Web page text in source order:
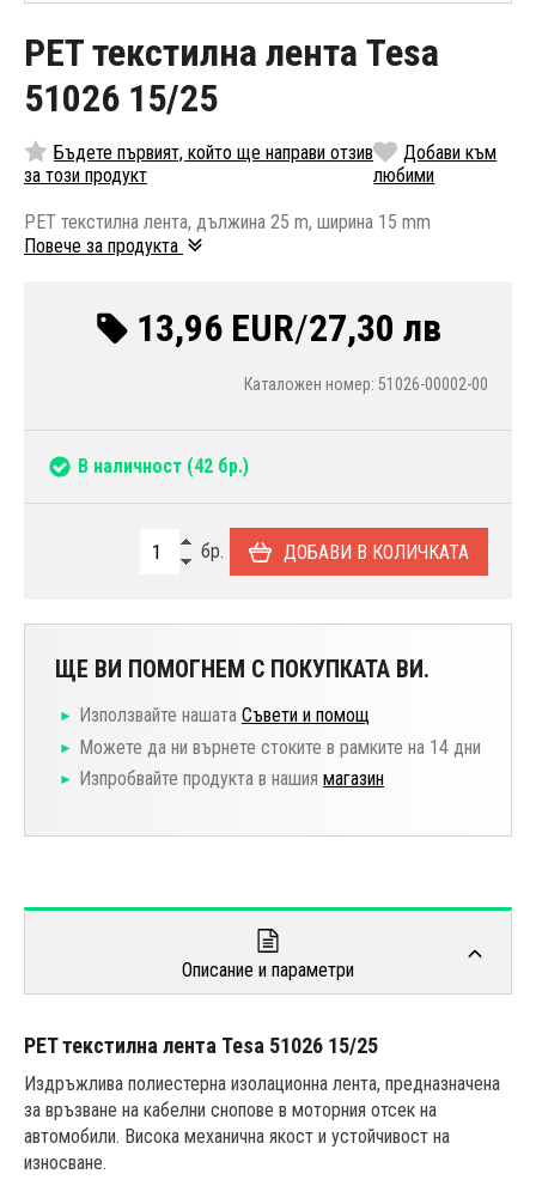
PET текстилна лента Tesa
51026 15/25
Бъдете първият, който ще направи отзив
за този продукт
Добави към
любими
PET текстилна лента, дължина 25 m, ширина 15 mm
Повече за продукта
13,96 EUR/27,30 лв
Каталожен номер: 51026-00002-00
В наличност (42 бр.)
бр. ДОБАВИ В КОЛИЧКАТА
ЩЕ ВИ ПОМОГНЕМ С ПОКУПКАТА ВИ.
Използвайте нашата Съвети и помощ
Можете да ни върнете стоките в рамките на 14 дни
Изпробвайте продукта в нашия магазин
Описание и параметри
PET текстилна лента Tesa 51026 15/25
Издръжлива полиестерна изолационна лента, предназначена
за връзване на кабелни снопове в моторния отсек на
автомобили. Висока механична якост и устойчивост на
износване.